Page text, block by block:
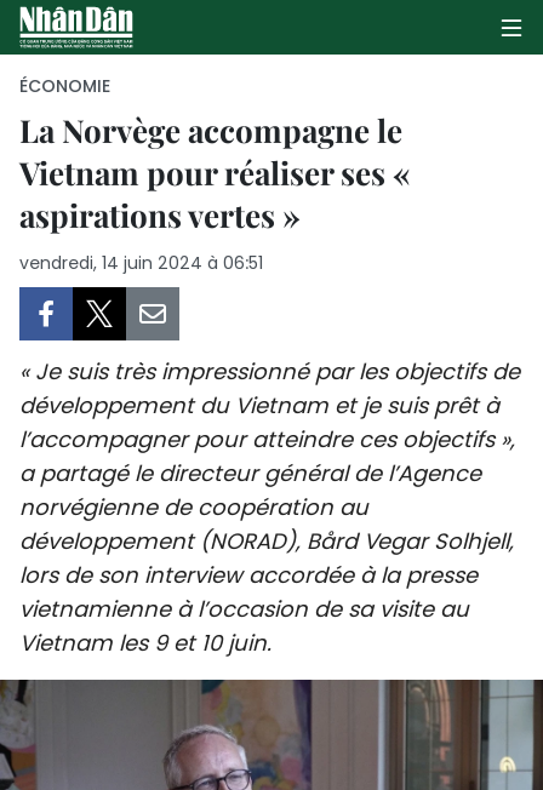
PAGE D'ACCUEIL
POLITIQUE
CULTURE
TOURISME
ENVIRONNEMENT
SPORT
FRANCOPHONIE
PAYS NATAL
INTERNATIONAL
ÉCONOMIE
La Norvège accompagne le
Vietnam pour réaliser ses «
aspirations vertes »
vendredi, 14 juin 2024 à 06:51
« Je suis très impressionné par les objectifs de
développement du Vietnam et je suis prêt à
l’accompagner pour atteindre ces objectifs »,
a partagé le directeur général de l’Agence
norvégienne de coopération au
développement (NORAD), Bård Vegar Solhjell,
lors de son interview accordée à la presse
vietnamienne à l’occasion de sa visite au
Vietnam les 9 et 10 juin.